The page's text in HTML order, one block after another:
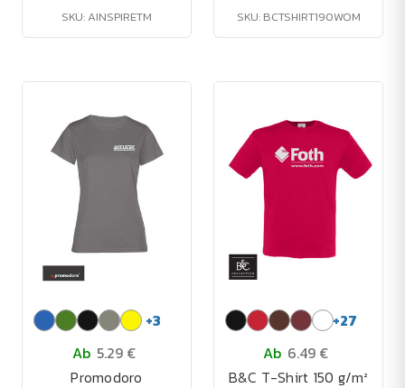
SKU: AINSPIRETM SKU: BCTSHIRT190WOM
+3
Ab 5.29 €
Promodoro
+27
Ab 6.49 €
B&C T-Shirt 150 g/m²